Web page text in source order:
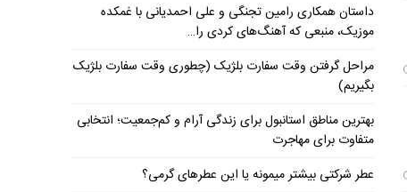
داستان همکاری رامین تجنگی و علی احمدیانی با غمکده
موزیک، منبعی که آهنگ‌های کردی را…
مراحل گرفتن وقت سفارت بلژیک (چطوری وقت سفارت بلژیک
بگیریم)
بهترین مناطق استانبول برای زندگی آرام و کم‌جمعیت؛ انتخابی
متفاوت برای مهاجرت
عطر شرکتی بیشتر میمونه یا این عطرهای گرمی؟